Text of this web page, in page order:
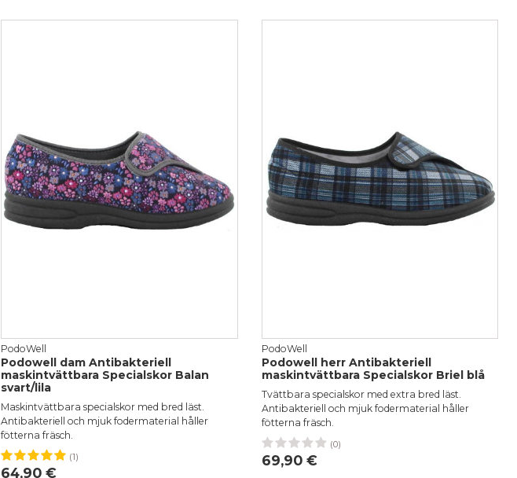
PodoWell
Podowell dam Antibakteriell
maskintvättbara Specialskor Balan
svart/lila
Maskintvättbara specialskor med bred läst.
Antibakteriell och mjuk fodermaterial håller
fötterna fräsch.
36
37 (1)
64,90 €
PodoWell
Podowell herr Antibakteriell
maskintvättbara Specialskor Briel blå
Tvättbara specialskor med extra bred läst.
Antibakteriell och mjuk fodermaterial håller
fötterna fräsch.
40
41 44
(0)
69,90 €